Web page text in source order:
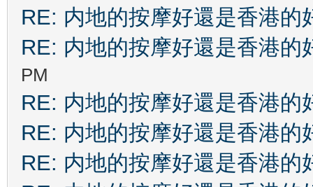
RE: 内地的按摩好還是香港的
RE: 内地的按摩好還是香港的
PM
RE: 内地的按摩好還是香港的
RE: 内地的按摩好還是香港的
RE: 内地的按摩好還是香港的